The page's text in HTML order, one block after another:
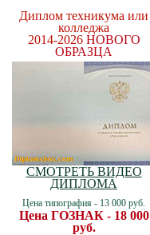
Диплом техникума или
колледжа
2014-2026 НОВОГО
ОБРАЗЦА
СМОТРЕТЬ ВИДЕО
ДИПЛОМА
Цена типография - 13 000 руб.
Цена ГОЗНАК - 18 000
руб.